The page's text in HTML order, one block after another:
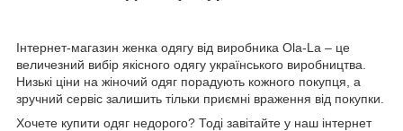
Інтернет-магазин женка одягу від виробника Ola-La – це
величезний вибір якісного одягу українського виробництва.
Низькі ціни на жіночий одяг порадують кожного покупця, а
зручний сервіс залишить тільки приємні враження від покупки.
Хочете купити одяг недорого? Тоді завітайте у наш інтернет